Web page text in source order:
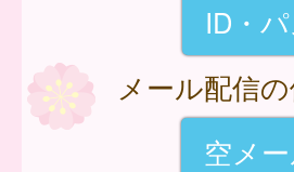
ID・
メール配信
空メ